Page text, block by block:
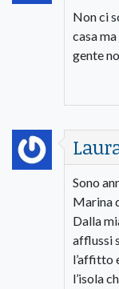
Non ci
casa
gente
Sono
Marina
Dalla
afflussi
l’affitto
l’isola